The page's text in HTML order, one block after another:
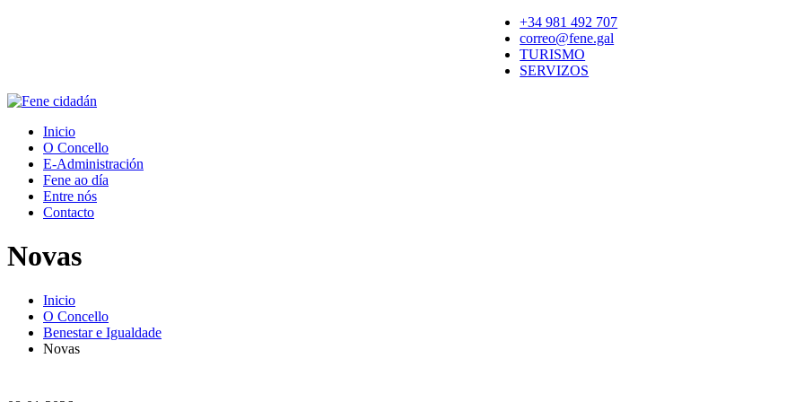
+34 981 492 707
correo@fene.gal
TURISMO
SERVIZOS
Inicio
O Concello
E-Administración
Fene ao día
Entre nós
Contacto
Novas
Inicio
O Concello
Benestar e Igualdade
Novas